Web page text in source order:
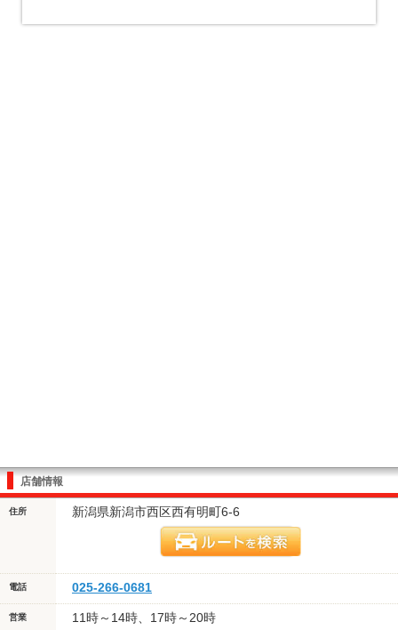
店舗情報
住所 新潟県新潟市西区西有明町6-6
電話 025-266-0681
営業 11時～14時、17時～20時